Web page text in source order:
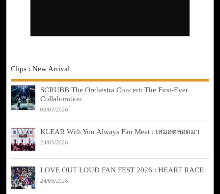
Clips : New Arrival
SCRUBB The Orchestra Concert: The First-Ever
Collaboration
03/07/2026
KLEAR With You Always Fan Meet : เสมอตลอดมา
24/05/2026
LOVE OUT LOUD FAN FEST 2026 : HEART RACE
24/05/2026